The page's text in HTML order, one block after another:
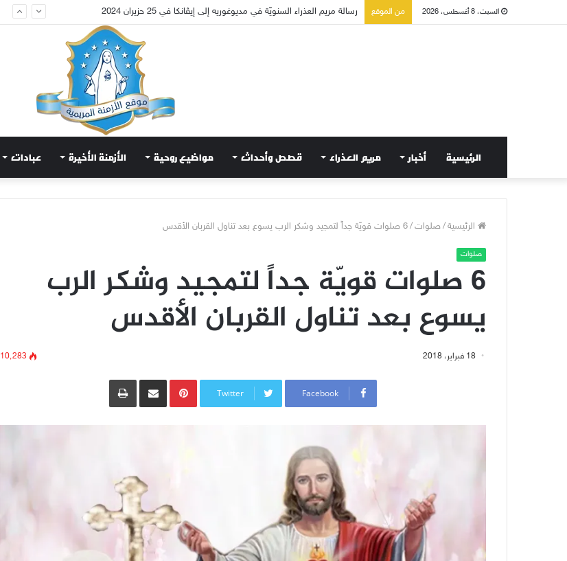
السبت، 8 أغسطس، 2026 من الموقع تسع أول سبوت بدل خمسة لتعويض قلب مريم الطاهر هذا ما يطلبه يسوع!
الرئيسية أخبار مريم العذراء قصص وأحداث مواضيع روحية الأزمنة الأخيرة عبادات
الرئيسية/صلوات/6 صلوات قويّة جداً لتمجيد وشكر الرب يسوع بعد تناول القربان الأقدس
صلوات
6 صلوات قويّة جداً لتمجيد وشكر الرب
يسوع بعد تناول القربان الأقدس
18 فبراير، 2018 10٬283
Facebook
Twitter
Pinterestمشاركة عبر البريد طباعة